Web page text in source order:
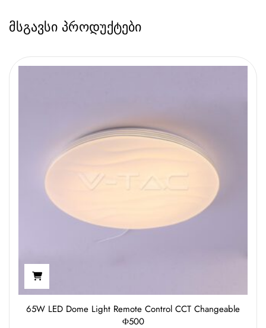
მსგავსი პროდუქტები
65W LED Dome Light Remote Control CCT Changeable
Φ500